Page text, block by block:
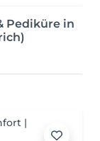
Pediküre in